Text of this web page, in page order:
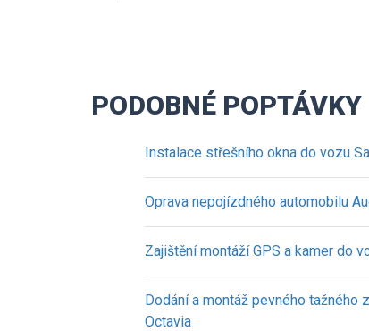
PODOBNÉ POPTÁVKY
Instalace střešního okna do vozu
Oprava nepojízdného automobilu
Zajištění montáží GPS a kamer do
Dodání a montáž pevného tažného
Octavia